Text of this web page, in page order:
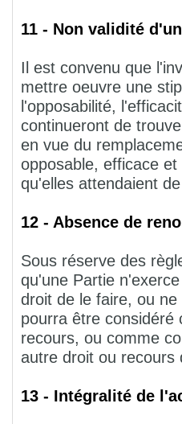
11 - Non validité
Il est convenu que
mettre oeuvre une
l'opposabilité,
continueront de
en vue du
opposable, efficace
qu'elles attendaient
12 - Absence de
Sous réserve des
qu'une Partie
droit de le faire, ou
pourra être considéré
recours, ou comme
autre droit ou recours
13 - Intégralité de